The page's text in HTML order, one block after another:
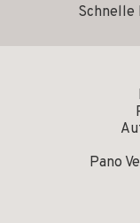
Schnelle
Pano